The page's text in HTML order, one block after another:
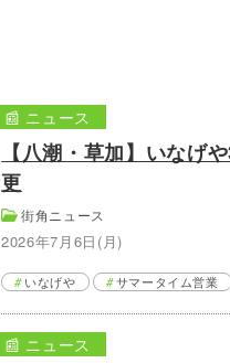
【八潮・草加】いなげ
更
街角ニュース
2026年7月6日(月)
📰 ニュース
いなげや サマータイム営業
📰 ニュース